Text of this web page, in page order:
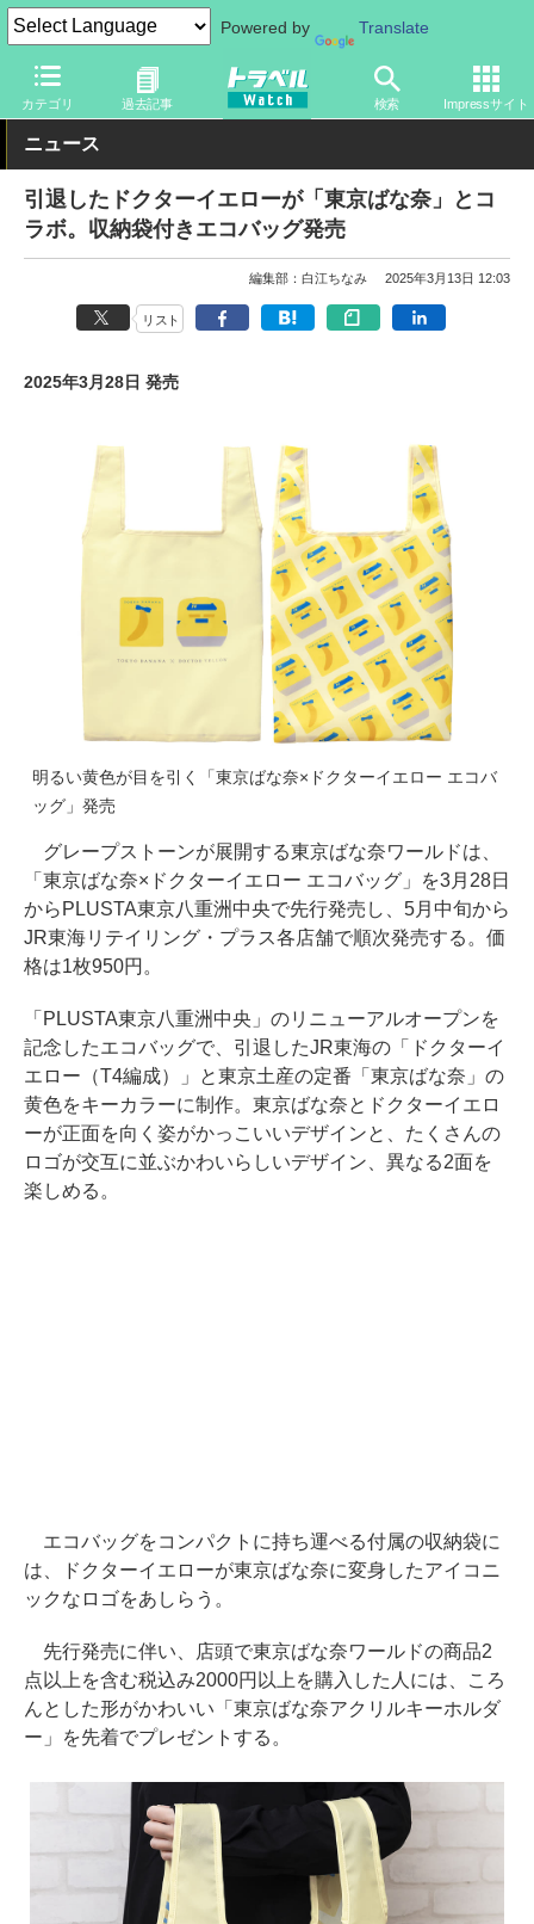
Powered by Translate
カテゴリ 過去記事 検索 Impressサイト
トラベル Watch 旅の情報 目的 お土産・特産品
ニュース
引退したドクターイエローが「東京ばな奈」とコ
ラボ。収納袋付きエコバッグ発売
編集部：白江ちなみ 2025年3月13日 12:03
リスト
2025年3月28日 発売
明るい黄色が目を引く「東京ばな奈×ドクターイエロー エコバ
ッグ」発売
グレープストーンが展開する東京ばな奈ワールドは、
「東京ばな奈×ドクターイエロー エコバッグ」を3月28日
からPLUSTA東京八重洲中央で先行発売し、5月中旬から
JR東海リテイリング・プラス各店舗で順次発売する。価
格は1枚950円。
「PLUSTA東京八重洲中央」のリニューアルオープンを
記念したエコバッグで、引退したJR東海の「ドクターイ
エロー（T4編成）」と東京土産の定番「東京ばな奈」の
黄色をキーカラーに制作。東京ばな奈とドクターイエロ
ーが正面を向く姿がかっこいいデザインと、たくさんの
ロゴが交互に並ぶかわいらしいデザイン、異なる2面を
楽しめる。
エコバッグをコンパクトに持ち運べる付属の収納袋に
は、ドクターイエローが東京ばな奈に変身したアイコニ
ックなロゴをあしらう。
先行発売に伴い、店頭で東京ばな奈ワールドの商品2
点以上を含む税込み2000円以上を購入した人には、ころ
んとした形がかわいい「東京ばな奈アクリルキーホルダ
ー」を先着でプレゼントする。